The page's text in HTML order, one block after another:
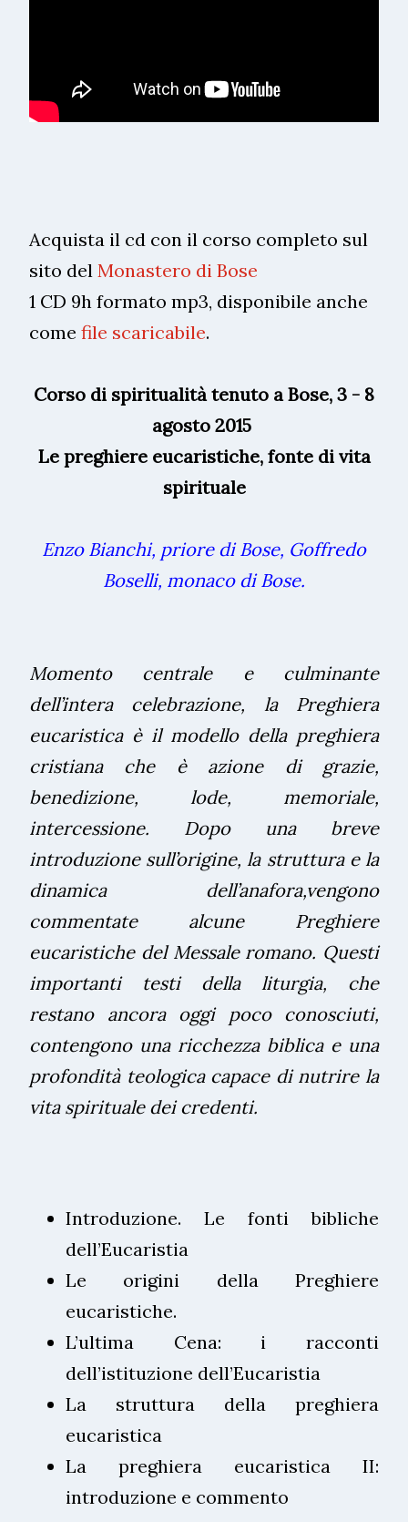
Acquista il cd con il corso completo sul
sito del Monastero di Bose
1 CD 9h formato mp3, disponibile anche
come file scaricabile.
Corso di spiritualità tenuto a Bose, 3 - 8
agosto 2015
Le preghiere eucaristiche, fonte di vita
spirituale
Enzo Bianchi, priore di Bose, Goffredo
Boselli, monaco di Bose.
Momento centrale e culminante
dell’intera celebrazione, la Preghiera
eucaristica è il modello della preghiera
cristiana che è azione di grazie,
benedizione, lode, memoriale,
intercessione. Dopo una breve
introduzione sull’origine, la struttura e la
dinamica dell’anafora,vengono
commentate alcune Preghiere
eucaristiche del Messale romano. Questi
importanti testi della liturgia, che
restano ancora oggi poco conosciuti,
contengono una ricchezza biblica e una
profondità teologica capace di nutrire la
vita spirituale dei credenti.
Introduzione. Le fonti bibliche
dell’Eucaristia
Le origini della Preghiere
eucaristiche.
L’ultima Cena: i racconti
dell’istituzione dell’Eucaristia
La struttura della preghiera
eucaristica
La preghiera eucaristica II:
introduzione e commento